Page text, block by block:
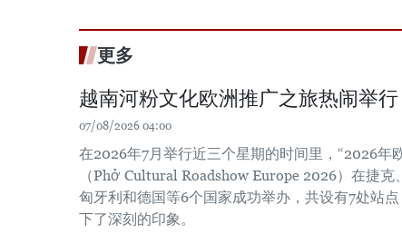
更多
越南河粉文化欧洲推广之旅热闹举行
07/08/2026 04:00
在2026年7月举行近三个星期的时间里，“2026年
（Phở Cultural Roadshow Europe 2026）在捷克
匈牙利和德国等6个国家成功举办，共设有7处站
下了深刻的印象。